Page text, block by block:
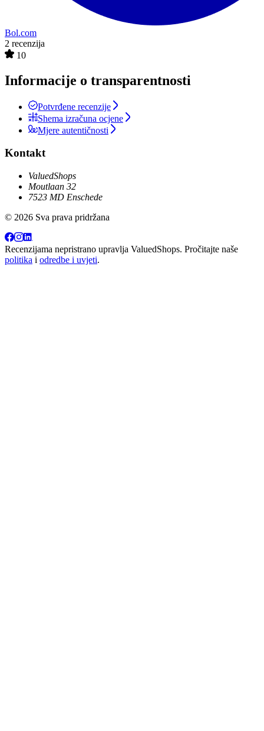
Bol.com
2 recenzija
10
Informacije o transparentnosti
Potvrđene recenzije
Shema izračuna ocjene
Mjere autentičnosti
Kontakt
ValuedShops
Moutlaan 32
7523 MD Enschede
© 2026 Sva prava pridržana
Recenzijama nepristrano upravlja ValuedShops. Pročitajte naše
politika i odredbe i uvjeti.